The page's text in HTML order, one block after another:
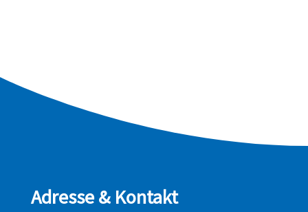
Adresse & Kontakt